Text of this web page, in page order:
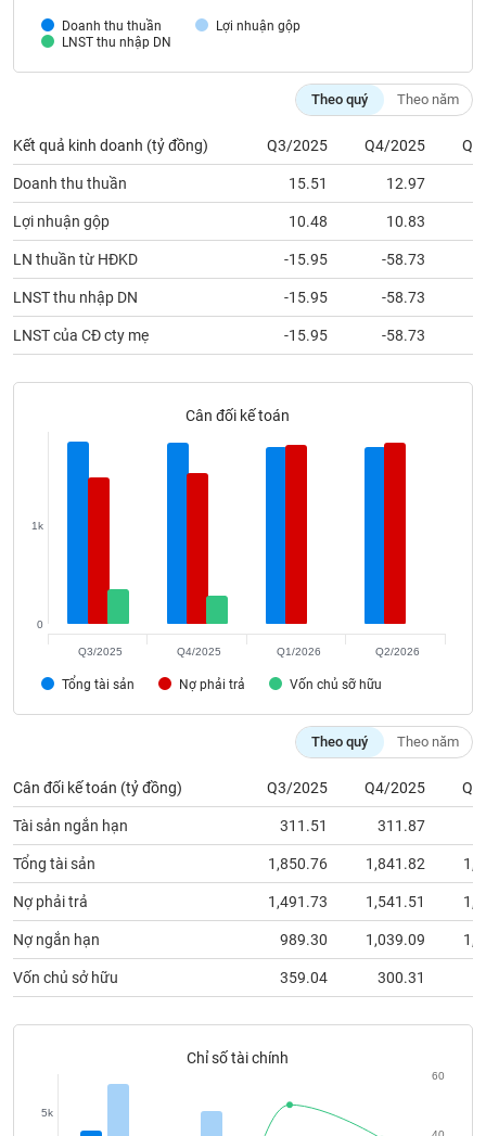
Doanh thu thuần
Lợi nhuận gộp
LNST thu nhập DN
Theo quý Theo năm
Kết quả kinh doanh (tỷ đồng) Q3/2025 Q4/2025
Doanh thu thuần 15.51 12.97
Lợi nhuận gộp 10.48 10.83
LN thuần từ HĐKD -15.95 -58.73
LNST thu nhập DN -15.95 -58.73
LNST của CĐ cty mẹ -15.95 -58.73
Cân đối kế toán
Tổng tài sản Nợ phải trả Vốn chủ sỡ hữu
0
1k
Q3/2025 Q4/2025 Q1/2026 Q2/2026
Theo quý Theo năm
Cân đối kế toán (tỷ đồng) Q3/2025 Q4/2025
Tài sản ngắn hạn 311.51 311.87
Tổng tài sản 1,850.76 1,841.82
Nợ phải trả 1,491.73 1,541.51
Nợ ngắn hạn 989.30 1,039.09
Vốn chủ sở hữu 359.04 300.31
Chỉ số tài chính
5k
60
Lãnh
(-)
Tin
tức
(-)
Bài
viết
của
tác
giả
Dịch
(-)
Đào
tạo
Sách
tài
chính